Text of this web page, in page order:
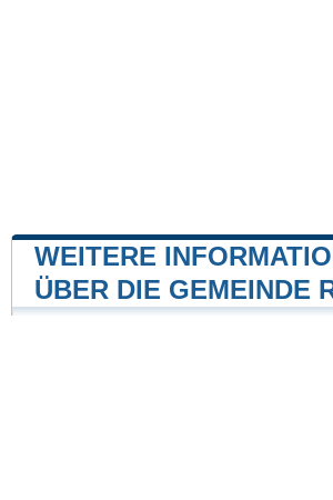
WEITERE
ÜBER DIE GEMEINDE